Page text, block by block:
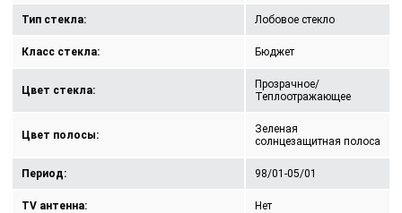
Тип стекла: Лобовое стекло
Класс стекла: Бюджет
Цвет стекла:
Прозрачное/
Теплоотражающее
Цвет полосы:
Зеленая
солнцезащитная полоса
Период: 98/01-05/01
TV антенна: Нет